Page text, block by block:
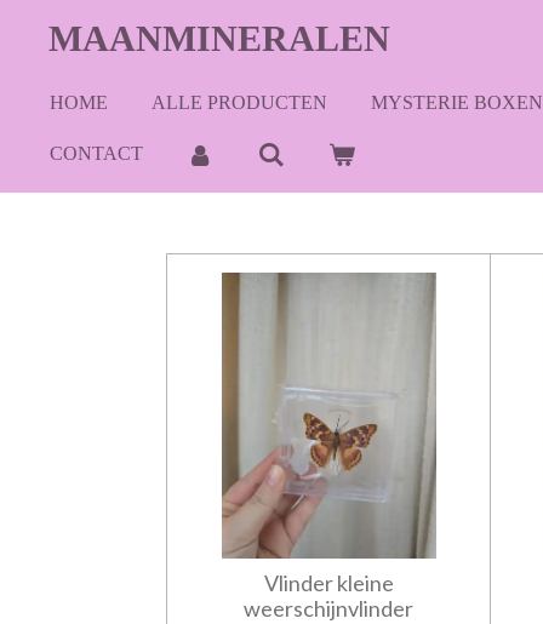
directMAANMINERALEN
HOME ALLE PRODUCTEN MYSTERIE BOXEN
CONTACT
Vlinder kleine
weerschijnvlinder